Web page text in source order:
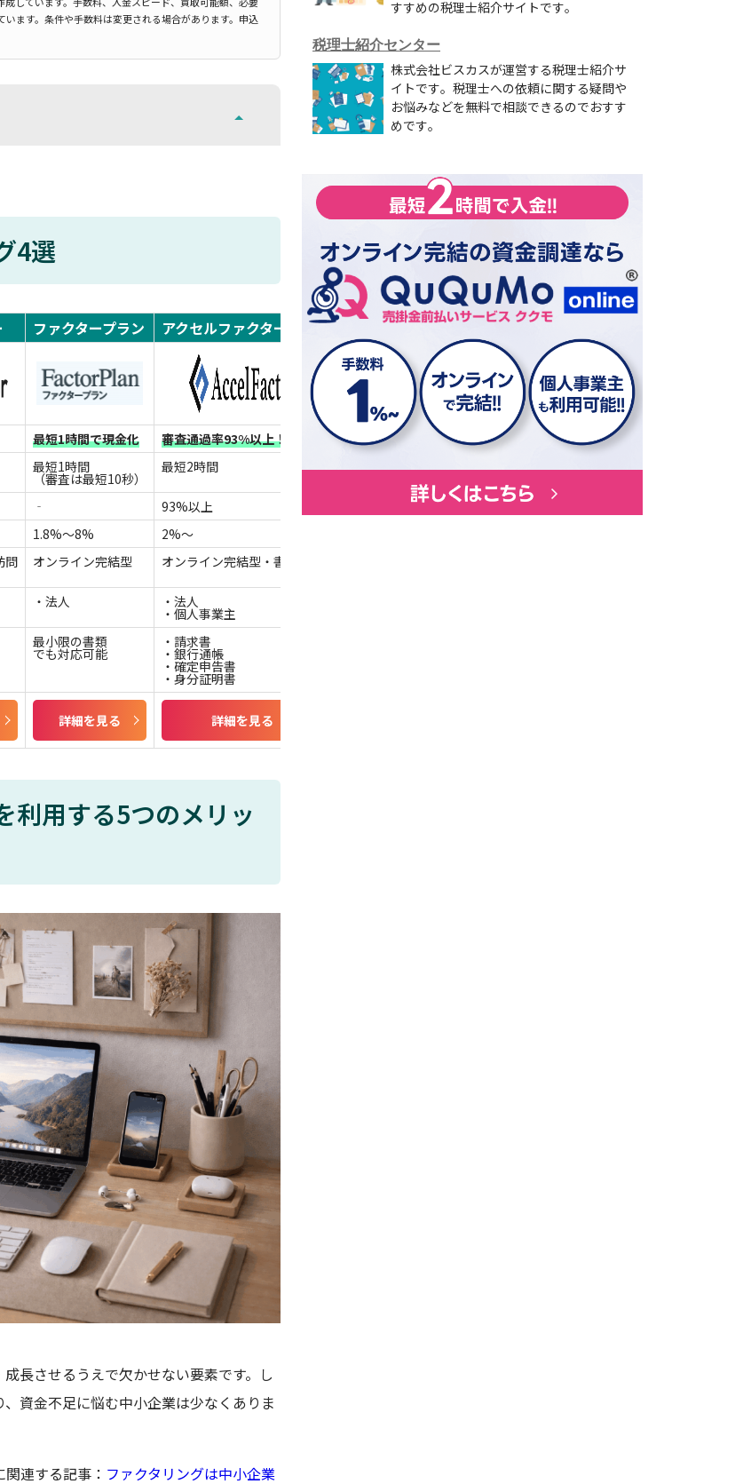
ます。条件や手数料は変更される場合があります。申込
4選
ファクタープラン アクセルファクター
最短1時間で現金化
審査通過率93%以上！
最短1時間
（審査は最短10秒）
最短2時間
‐
93%以上
1.8%〜8%
2%〜
問 オンライン完結型 オンライン完結型・書面契約
・法人 ・法人
・個人事業主
最小限の書類
でも対応可能
・請求書
・銀行通帳
・確定申告書
・身分証明書
詳細を見る 詳細を見る
利用する5つのメリッ
長させるうえで欠かせない要素です。し
資金不足に悩む中小企業は少なくありま
連する記事： ファクタリングは中小企業
すすめの税理士紹介サイトです。
税理士紹介センター
株式会社ビスカスが運営する税理士紹介サ
イトです。税理士への依頼に関する疑問や
お悩みなどを無料で相談できるのでおすす
めです。